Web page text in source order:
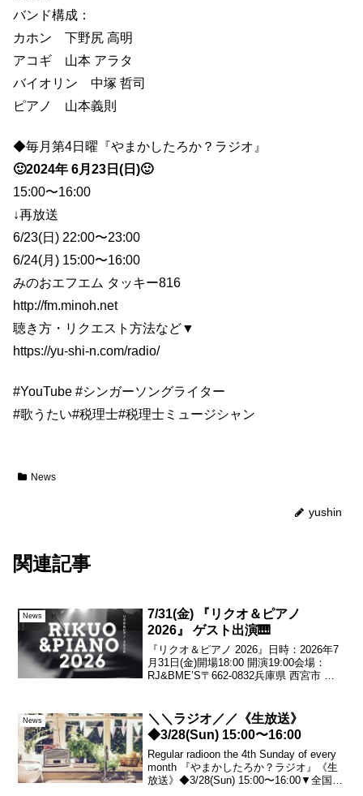
バンド構成：
カホン 下野尻 高明
アコギ 山本 アラタ
バイオリン 中塚 哲司
ピアノ 山本義則
◆毎月第4日曜『やまかしたろか？ラジオ』
🙂2024年 6月23日(日)🙂
15:00〜16:00
↓再放送
6/23(日) 22:00〜23:00
6/24(月) 15:00〜16:00
みのおエフエム タッキー816
http://fm.minoh.net
聴き方・リクエスト方法など▼
https://yu-shi-n.com/radio/
#YouTube #シンガーソングライター
#歌うたい#税理士#税理士ミュージシャン
News
yushin
関連記事
News
7/31(金) 『リクオ＆ピアノ
2026』 ゲスト出演🎹
『リクオ＆ピアノ 2026』日時：2026年7
月31日(金)開場18:00 開演19:00会場：
RJ&BME’S〒662-0832兵庫県 西宮市 甲
4,...
News
＼＼ラジオ／／《生放送》
◆3/28(Sun) 15:00〜16:00
Regular radioon the 4th Sunday of every
month 『やまかしたろか？ラジオ』《生
放送》◆3/28(Sun) 15:00〜16:00▼全国か